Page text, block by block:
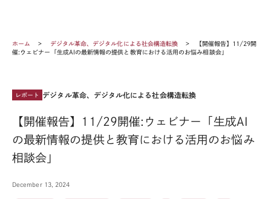
ホーム デジタル革命、デジタル化による社会構造転換
【開催報告】11/29開
催:ウェビナー「生成AIの最新情報の提供と教育における活用のお悩み相談会」
レポート デジタル革命、デジタル化による社会構造転換
【開催報告】11/29開催:ウェビナー「生成AI
の最新情報の提供と教育における活用のお悩み
相談会」
December 13, 2024